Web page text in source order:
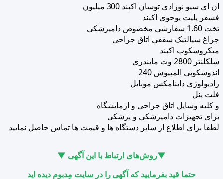
ان ای سیو نوزادی توسان اکبند 300 میلیون
فسفر پلیت یوجوی اکبند
تخت 1.60 سفارشی مخصوص دامپزشکی
چراغ سیالتیک سقفی اتاق جراحی
میکروسکوپ اکبند
سلکلنتر 2800 وت مایندری
اندوسکوپی المپیوس 240
رادیولوژی داینامکس موبایل
فلت پنل
و کلیه وسایل اتاق جراحی و ازمایشگاه
برای تجهیزات دامپزشکی و پزشکی
لطفا برای اطلاع از سایر دستگاه ها و قیمت ها تماس حاصل نمایید
▼روش‌های ارتباط با این آگهی ▼
حتما قید بفرمایید که آگهی را در سایت مِدبوم دیده اید